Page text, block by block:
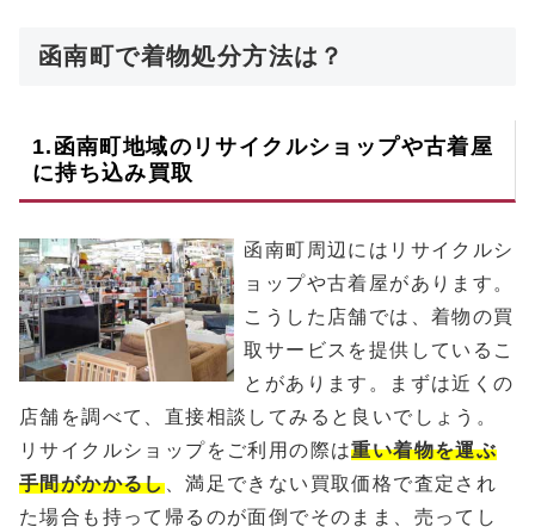
函南町で着物処分方法は？
1. 函南町地域のリサイクルショップや古着屋
に持ち込み買取
函南町周辺にはリサイクルシ
ョップや古着屋があります。
こうした店舗では、着物の買
取サービスを提供しているこ
とがあります。まずは近くの
店舗を調べて、直接相談してみると良いでしょう。
リサイクルショップをご利用の際は重い着物を運ぶ
手間がかかるし、満足できない買取価格で査定され
た場合も持って帰るのが面倒でそのまま、売ってし